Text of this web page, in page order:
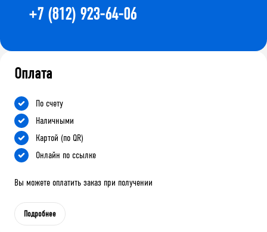
+7 (812) 923-64-06
Оплата
По счету
Наличными
Картой (по QR)
Онлайн по ссылке
Вы можете оплатить заказ при получении
Подробнее